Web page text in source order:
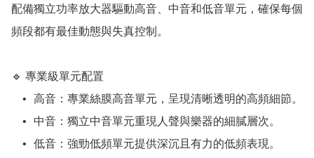
配備獨立功率放大器驅動高音、中音和低音單元，確保每個
頻段都有最佳動態與失真控制。
🔹 專業級單元配置